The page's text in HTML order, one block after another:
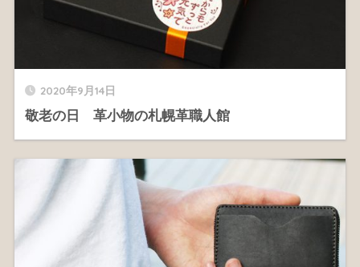
2020年9月14日
敬老の日 革小物の札幌革職人館